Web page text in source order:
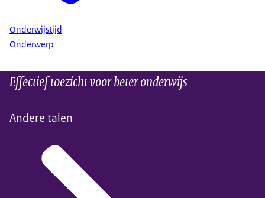
Onderwijstijd
Onderwerp
Effectief toezicht voor beter onderwijs
Andere talen